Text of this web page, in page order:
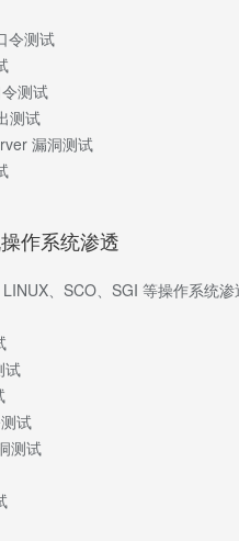
令测试
测试
测试
漏洞测试
作系统渗透
、SCO、SGI 等操作系统
试
试
测试